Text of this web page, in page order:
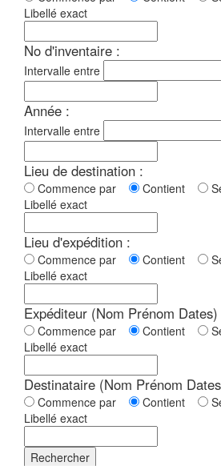
Libellé exact
No d'inventaire :
Intervalle entre
Année :
Intervalle entre
Lieu de destination :
Commence par Contient
Libellé exact
Lieu d'expédition :
Commence par Contient
Libellé exact
Expéditeur (Nom Prénom Dates)
Commence par Contient
Libellé exact
Destinataire (Nom Prénom
Commence par Contient
Libellé exact
Rechercher